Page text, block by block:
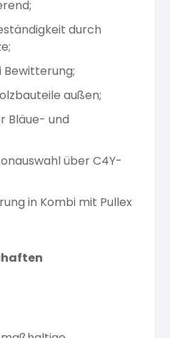
durch
außen;
Bläue- und
über C4Y-
in Kombi mit Pullex